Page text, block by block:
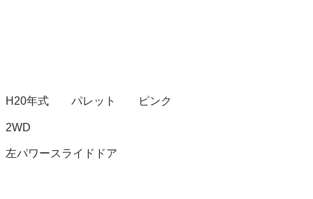
H20年式　　パレット　　ピンク
2WD
左パワースライドドア